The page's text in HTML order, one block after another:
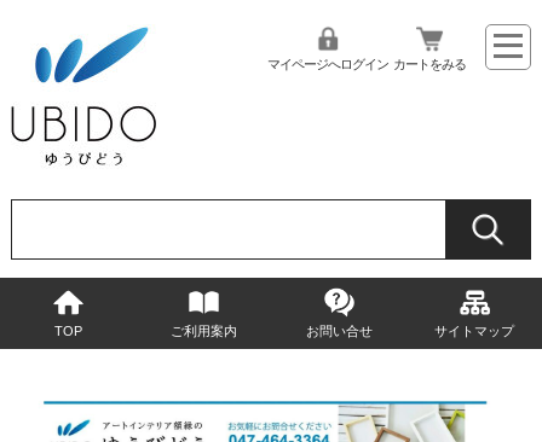
マイページへログイン カートをみる
TOP ご利用案内 お問い合せ サイトマップ